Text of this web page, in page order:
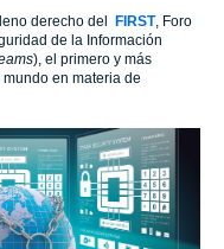
derecho del FIRST, Foro
de la Información
), el primero y más
en materia de